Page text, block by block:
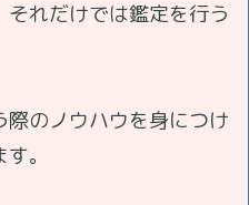
れだけでは鑑定を行う
のノウハウを身につけ
。